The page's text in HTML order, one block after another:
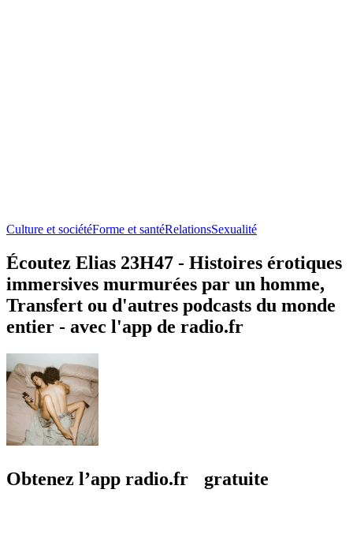
Culture et sociétéForme et santéRelationsSexualité
Écoutez Elias 23H47 - Histoires érotiques
immersives murmurées par un homme,
Transfert ou d'autres podcasts du monde
entier - avec l'app de radio.fr
Obtenez l’app radio.fr gratuite